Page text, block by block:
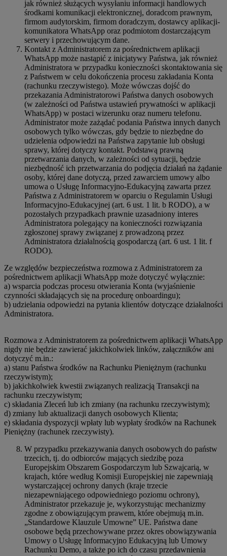
jak również służących wysyłaniu informacji handlowych
środkami komunikacji elektronicznej, doradcom prawnym,
firmom audytorskim, firmom doradczym, dostawcy aplikacji-
komunikatora WhatsApp oraz podmiotom dostarczającym
serwery i przechowującym dane.
Kontakt z Administratorem za pośrednictwem aplikacji
WhatsApp może nastąpić z inicjatywy Państwa, jak również
Administratora w przypadku konieczności skontaktowania się
z Państwem w celu dokończenia procesu zakładania Konta
(rachunku rzeczywistego). Może wówczas dojść do
przekazania Administratorowi Państwa danych osobowych
(w zależności od Państwa ustawień prywatności w aplikacji
WhatsApp) w postaci wizerunku oraz numeru telefonu.
Administrator może zażądać podania Państwa innych danych
osobowych tylko wówczas, gdy będzie to niezbędne do
udzielenia odpowiedzi na Państwa zapytanie lub obsługi
sprawy, której dotyczy kontakt. Podstawą prawną
przetwarzania danych, w zależności od sytuacji, będzie
niezbędność ich przetwarzania do podjęcia działań na żądanie
osoby, której dane dotyczą, przed zawarciem umowy albo
umowa o Usługę Informacyjno-Edukacyjną zawarta przez
Państwa z Administratorem w oparciu o Regulamin Usługi
Informacyjno-Edukacyjnej (art. 6 ust. 1 lit. b RODO), a w
pozostałych przypadkach prawnie uzasadniony interes
Administratora polegający na konieczności rozwiązania
zgłoszonej sprawy związanej z prowadzoną przez
Administratora działalnością gospodarczą (art. 6 ust. 1 lit. f
RODO).
Ze względów bezpieczeństwa rozmowa z Administratorem za
pośrednictwem aplikacji WhatsApp może dotyczyć wyłącznie:
a) wsparcia podczas procesu otwierania Konta (wyjaśnienie
czynności składających się na procedurę onboardingu);
b) udzielania odpowiedzi na pytania klientów dotyczące działalności
Administratora.
Rozmowa z Administratorem za pośrednictwem aplikacji WhatsApp
nigdy nie będzie zawierać jakichkolwiek linków, załączników ani
dotyczyć m.in.:
a) stanu Państwa środków na Rachunku Pieniężnym (rachunku
rzeczywistym);
b) jakichkolwiek kwestii związanych realizacją Transakcji na
rachunku rzeczywistym;
c) składania Zleceń lub ich zmiany (na rachunku rzeczywistym);
d) zmiany lub aktualizacji danych osobowych Klienta;
e) składania dyspozycji wpłaty lub wypłaty środków na Rachunek
Pieniężny (rachunek rzeczywisty).
W przypadku przekazywania danych osobowych do państw
trzecich, tj. do odbiorców mających siedzibę poza
Europejskim Obszarem Gospodarczym lub Szwajcarią, w
krajach, które według Komisji Europejskiej nie zapewniają
wystarczającej ochrony danych (kraje trzecie
niezapewniającego odpowiedniego poziomu ochrony),
Administrator przekazuje je, wykorzystując mechanizmy
zgodne z obowiązującym prawem, które obejmują m.in.
„Standardowe Klauzule Umowne” UE. Państwa dane
osobowe będą przechowywane przez okres obowiązywania
Umowy o Usługę Informacyjno Edukacyjną lub Umowy
Rachunku Demo, a także po ich do czasu przedawnienia